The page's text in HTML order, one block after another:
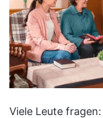
Viele Leute